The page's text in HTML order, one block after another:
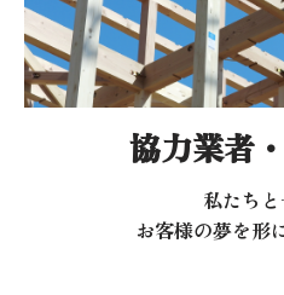
協力業者
私たち
お客様の夢を形